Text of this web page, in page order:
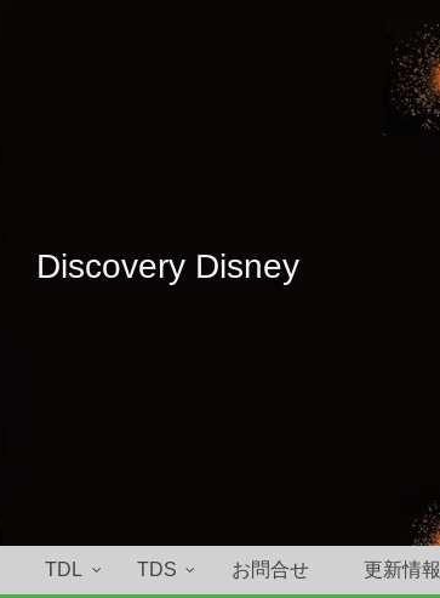
Discovery Disney
TDL TDS お問合せ 更新情報